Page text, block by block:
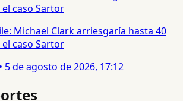
Michael Clark arriesgaría hasta 40
caso Sartor
• 5 de agosto de 2026, 17:12